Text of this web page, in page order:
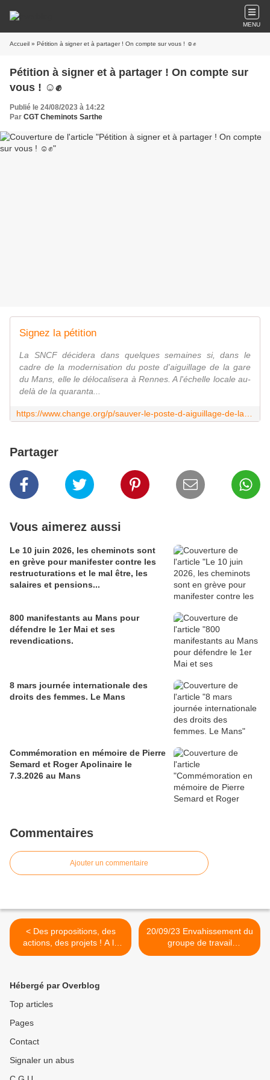
MENU
Accueil » Pétition à signer et à partager ! On compte sur vous ! ☺️✊
Pétition à signer et à partager ! On compte sur
vous ! ☺️✊
Publié le 24/08/2023 à 14:22
Par CGT Cheminots Sarthe
Signez la pétition
La SNCF décidera dans quelques semaines si, dans le
cadre de la modernisation du poste d'aiguillage de la gare
du Mans, elle le délocalisera à Rennes. A l'échelle locale au-
delà de la quaranta...
Partager
Vous aimerez aussi
Le 10 juin 2026, les cheminots sont
en grève pour manifester contre les
restructurations et le mal être, les
salaires et pensions...
800 manifestants au Mans pour
défendre le 1er Mai et ses
revendications.
8 mars journée internationale des
droits des femmes. Le Mans
Commémoration en mémoire de Pierre
Semard et Roger Apolinaire le
7.3.2026 au Mans
Commentaires
Ajouter un commentaire
< Des propositions, des
actions, des projets ! A la
CGT, on a des idées pour le
service des usagers du rail !
20/09/23 Envahissement du
groupe de travail
concurrence ter a dalby
Hébergé par Overblog
Top articles
Pages
Contact
Signaler un abus